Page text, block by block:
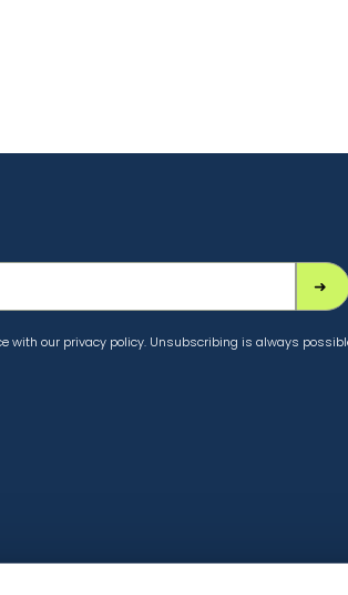
with our privacy policy. Unsubscribing is always